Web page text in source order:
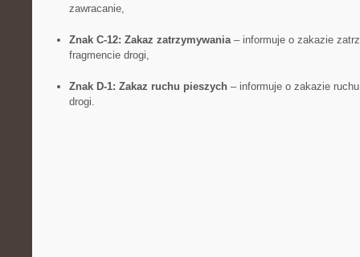
zawracanie,
Znak C-12: Zakaz zatrzymywania– informuje o zakazie
fragmencie drogi,⁣
Znak ⁣D-1:‍ Zakaz ruchu pieszych– informuje o zakazie
drogi.